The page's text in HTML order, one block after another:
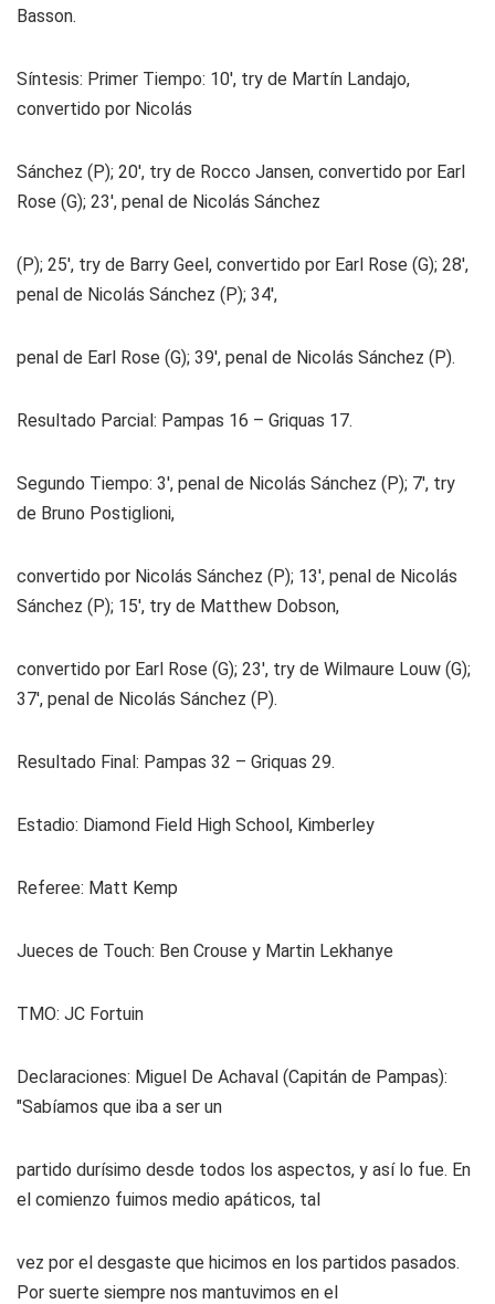
Basson.
Síntesis: Primer Tiempo: 10′, try de Martín Landajo,
convertido por Nicolás
Sánchez (P); 20′, try de Rocco Jansen, convertido por Earl
Rose (G); 23′, penal de Nicolás Sánchez
(P); 25′, try de Barry Geel, convertido por Earl Rose (G); 28′,
penal de Nicolás Sánchez (P); 34′,
penal de Earl Rose (G); 39′, penal de Nicolás Sánchez (P).
Resultado Parcial: Pampas 16 – Griquas 17.
Segundo Tiempo: 3′, penal de Nicolás Sánchez (P); 7′, try
de Bruno Postiglioni,
convertido por Nicolás Sánchez (P); 13′, penal de Nicolás
Sánchez (P); 15′, try de Matthew Dobson,
convertido por Earl Rose (G); 23′, try de Wilmaure Louw (G);
37′, penal de Nicolás Sánchez (P).
Resultado Final: Pampas 32 – Griquas 29.
Estadio: Diamond Field High School, Kimberley
Referee: Matt Kemp
Jueces de Touch: Ben Crouse y Martin Lekhanye
TMO: JC Fortuin
Declaraciones: Miguel De Achaval (Capitán de Pampas):
"Sabíamos que iba a ser un
partido durísimo desde todos los aspectos, y así lo fue. En
el comienzo fuimos medio apáticos, tal
vez por el desgaste que hicimos en los partidos pasados.
Por suerte siempre nos mantuvimos en el